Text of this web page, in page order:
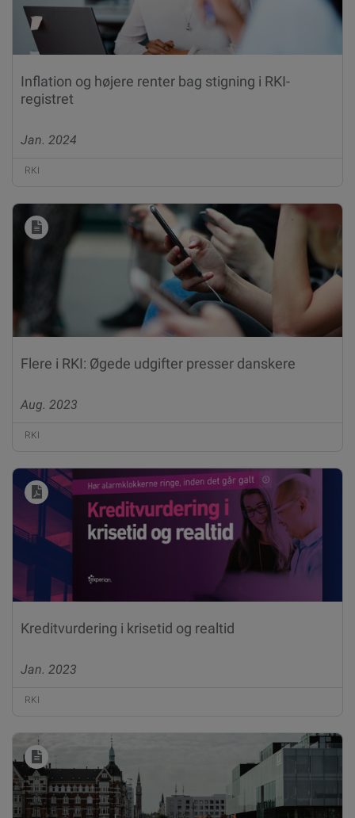
Inflation og højere renter bag stigning i RKI-
registret
Jan. 2024
RKI
Flere i RKI: Øgede udgifter presser danskere
Aug. 2023
RKI
Kreditvurdering i krisetid og realtid
Jan. 2023
RKI